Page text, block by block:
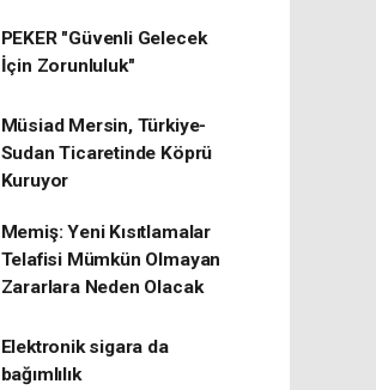
PEKER "Güvenli Gelecek
İçin Zorunluluk"
Müsiad Mersin, Türkiye-
Sudan Ticaretinde Köprü
Kuruyor
Memiş: Yeni Kısıtlamalar
Telafisi Mümkün Olmayan
Zararlara Neden Olacak
Elektronik sigara da
bağımlılık